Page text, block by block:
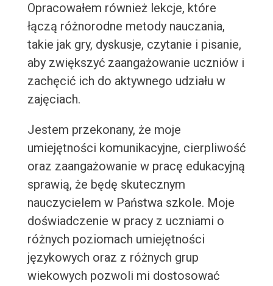
Opracowałem również lekcje, które
łączą różnorodne metody nauczania,
takie jak gry, dyskusje, czytanie i pisanie,
aby zwiększyć zaangażowanie uczniów i
zachęcić ich do aktywnego udziału w
zajęciach.
Jestem przekonany, że moje
umiejętności komunikacyjne, cierpliwość
oraz zaangażowanie w pracę edukacyjną
sprawią, że będę skutecznym
nauczycielem w Państwa szkole. Moje
doświadczenie w pracy z uczniami o
różnych poziomach umiejętności
językowych oraz z różnych grup
wiekowych pozwoli mi dostosować